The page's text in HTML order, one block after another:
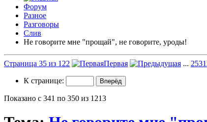
Форум
Разное
Разговоры
Слив
Не говорите мне "прощай", не говорите, уроды!
Страница 35 из 122 Первая ... 2531
К странице:
Показано с 341 по 350 из 1213